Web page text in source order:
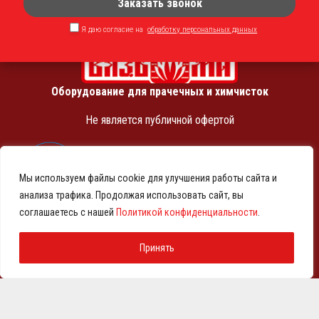
Мы используем файлы cookie для улучшения работы сайта и
анализа трафика. Продолжая использовать сайт, вы
соглашаетесь с нашей Политикой конфиденциальности
Принять
Заказать звонок
Я даю согласие на обработку персональных данных
Оборудование для прачечных и химчисток
Не является публичной офертой
КПП 781001001
ОГРН 1257800001458
© 2021-2026 Представительство АО «ВМЗ» в Санкт-
Политика конфиденциальности